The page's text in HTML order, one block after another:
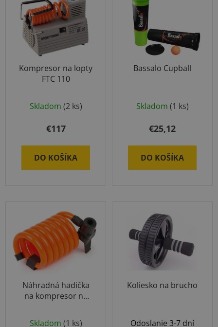
Kompresor na lopty
FTC 110
Skladom (2 ks)
€117
DO KOŠÍKA
Bassalo Cupball
Skladom (1 ks)
€25,12
DO KOŠÍKA
Náhradná hadička
na kompresor na
Skladom (1 ks)
Koliesko na brucho
Odoslanie 3-7 dní